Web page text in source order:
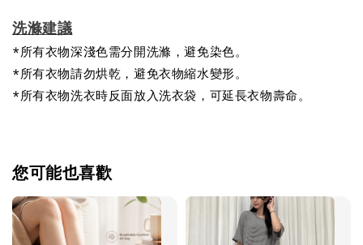
洗滌建議
*所有衣物深淺色需分開洗滌，避免染色。
*所有衣物請勿烘乾，避免衣物縮水變形。
*所有衣物洗衣時反面放入洗衣袋，可延長衣物壽命。
您可能也喜歡